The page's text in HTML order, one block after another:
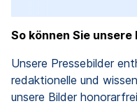
So können Sie
Unsere Pressebilder
redaktionelle und
unsere Bilder